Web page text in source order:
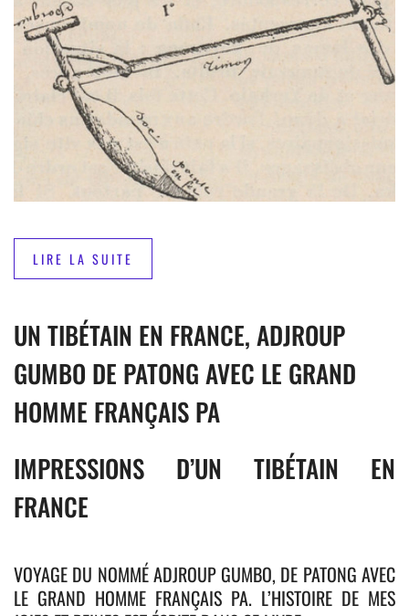
LIRE LA SUITE
UN TIBÉTAIN EN FRANCE, ADJROUP
GUMBO DE PATONG AVEC LE GRAND
HOMME FRANÇAIS PA
IMPRESSIONS D’UN TIBÉTAIN EN
FRANCE
VOYAGE DU NOMMÉ ADJROUP GUMBO, DE PATONG AVEC
LE GRAND HOMME FRANÇAIS PA. L’HISTOIRE DE MES